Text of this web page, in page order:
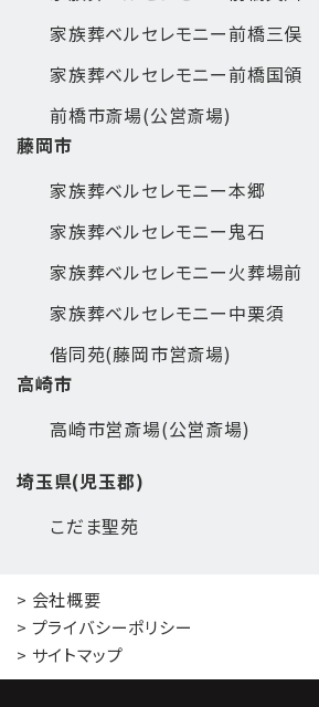
家族葬ベルセレモニー前橋三俣
家族葬ベルセレモニー前橋国領
前橋市斎場(公営斎場)
藤岡市
家族葬ベルセレモニー本郷
家族葬ベルセレモニー鬼石
家族葬ベルセレモニー火葬場前
家族葬ベルセレモニー中栗須
偕同苑(藤岡市営斎場)
高崎市
高崎市営斎場(公営斎場)
埼玉県(児玉郡)
こだま聖苑
> 会社概要
> プライバシーポリシー
> サイトマップ